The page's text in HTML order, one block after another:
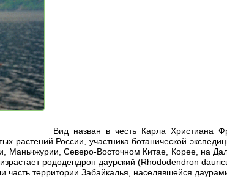
Вид назван в честь Карла Христиана
растений России, участника ботанической
Маньчжурии, Северо-Восточном Китае, Корее, на
рододендрон даурский (Rhododendron
территории Забайкалья, населявшейся